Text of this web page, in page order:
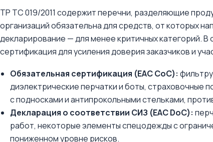
ТР ТС 019/2011 содержит перечни, разделяющие
организаций обязательна для средств, от которых
декларирование — для менее критичных категорий.
сертификация для усиления доверия заказчиков и
Обязательная сертификация (EAC CoC):
диэлектрические перчатки и боты, страховочные
с подносками и антипрокольными стельками,
Декларация о соответствии СИЗ (EAC DoC):
работ, некоторые элементы спецодежды с
пониженном уровне рисков.